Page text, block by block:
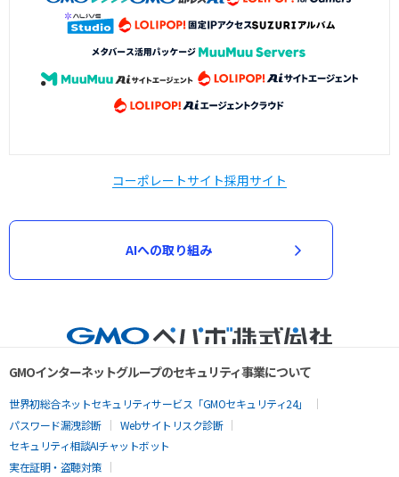
コーポレートサイト採用サイト
AIへの取り組み
GMOインターネットグループのセキュリティ事業について
世界初総合ネットセキュリティサービス「GMOセキュリティ24」
パスワード漏洩診断
Webサイトリスク診断
セキュリティ相談AIチャットボット
実在証明・盗聴対策